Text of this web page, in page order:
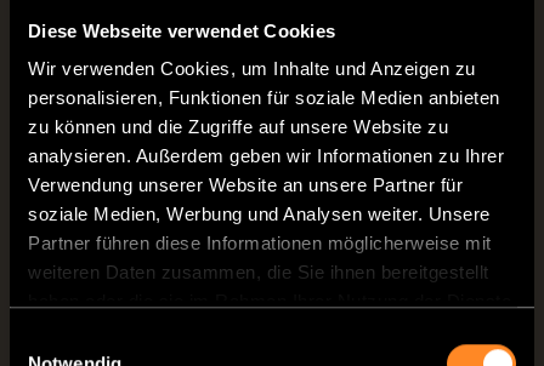
Diese Webseite verwendet Cookies
Wir verwenden Cookies, um Inhalte und Anzeigen zu
personalisieren, Funktionen für soziale Medien anbieten
zu können und die Zugriffe auf unsere Website zu
analysieren. Außerdem geben wir Informationen zu Ihrer
Verwendung unserer Website an unsere Partner für
soziale Medien, Werbung und Analysen weiter. Unsere
Partner führen diese Informationen möglicherweise mit
weiteren Daten zusammen, die Sie ihnen bereitgestellt
lassen keine Wünsche offen. Wählt den
Grundriss, der perfekt zu Euch passt, und
freut Euch auf ein vergleichbar besseres
Fahrerlebnis, stilvolles Design und clevere
Stauraummöglichkeiten , die Euren
Bedürfnissen gerecht werden.
Frühlingsgefühle auf vier
Rädern